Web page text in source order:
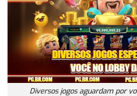
Diversos jogos aguardam por